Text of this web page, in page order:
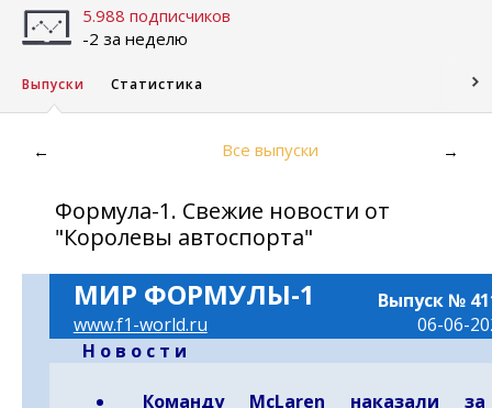
5.988 подписчиков
-2 за неделю
Выпуски Статистика
← Все выпуски →
Формула-1. Свежие новости от
"Королевы автоспорта"
МИР ФОРМУЛЫ-1
www.f1-world.ru
Выпуск №
06-06-
Н о в о с т и
Команду McLaren наказали за